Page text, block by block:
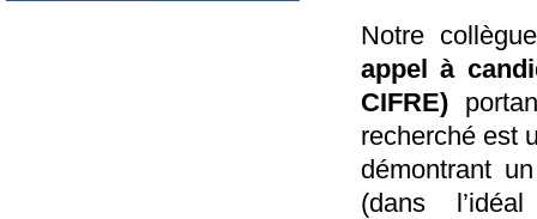
Notre
appel à
CIFRE)
recherché est
démontrant
(dans